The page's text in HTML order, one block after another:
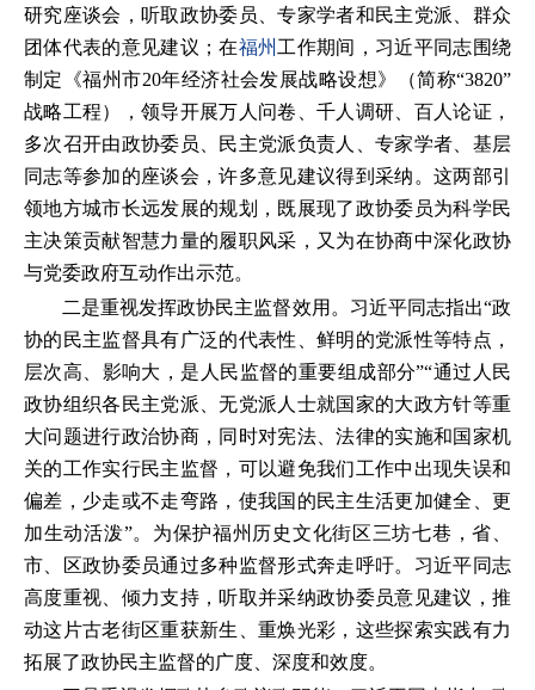
研究座谈会，听取政协委员、专家学者和民主党派、群众
团体代表的意见建议；在福州 工作期间，习近平同志围绕
制定《福州市20年经济社会发展战略设想》（简称“3820”
战略工程），领导开展万人问卷、千人调研、百人论证，
多次召开由政协委员、民主党派负责人、专家学者、基层
同志等参加的座谈会，许多意见建议得到采纳。这两部引
领地方城市长远发展的规划，既展现了政协委员为科学民
主决策贡献智慧力量的履职风采，又为在协商中深化政协
与党委政府互动作出示范。
二是重视发挥政协民主监督效用。习近平同志指出“政
协的民主监督具有广泛的代表性、鲜明的党派性等特点，
层次高、影响大，是人民监督的重要组成部分”“通过人民
政协组织各民主党派、无党派人士就国家的大政方针等重
大问题进行政治协商，同时对宪法、法律的实施和国家机
关的工作实行民主监督，可以避免我们工作中出现失误和
偏差，少走或不走弯路，使我国的民主生活更加健全、更
加生动活泼”。为保护福州历史文化街区三坊七巷，省、
市、区政协委员通过多种监督形式奔走呼吁。习近平同志
高度重视、倾力支持，听取并采纳政协委员意见建议，推
动这片古老街区重获新生、重焕光彩，这些探索实践有力
拓展了政协民主监督的广度、深度和效度。